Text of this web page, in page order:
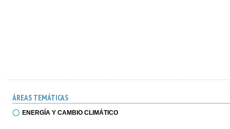
ÁREAS TEMÁTICAS
ENERGÍA Y CAMBIO CLIMÁTICO